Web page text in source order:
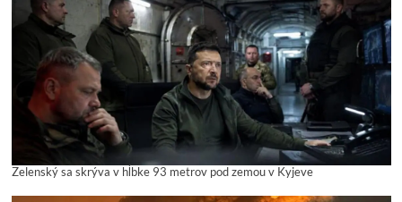
Zelenský sa skrýva v hĺbke 93 metrov pod zemou v Kyjeve